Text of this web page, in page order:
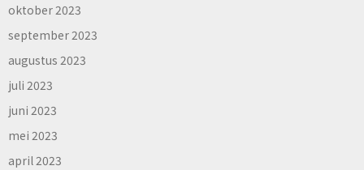
oktober 2023
september 2023
augustus 2023
juli 2023
juni 2023
mei 2023
april 2023